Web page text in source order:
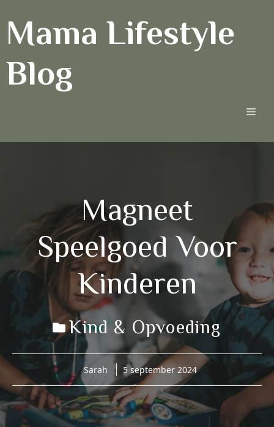
naarMama Lifestyle
Blog
Magneet
Speelgoed Voor
Kinderen
Kind & Opvoeding
Sarah 5 september 2024